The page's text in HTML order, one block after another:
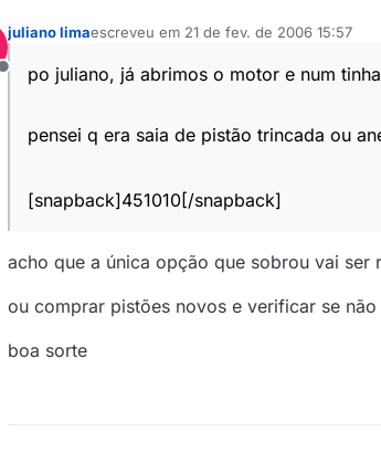
Offline
juliano limaescreveu em 21 de fev. de 2006 15:57
última edição por
po juliano, já abrimos o motor e num
pensei q era saia de pistão trincada ou
[snapback]451010[/snapback]
acho que a única opção que sobrou vai ser
ou comprar pistões novos e verificar se
boa sorte